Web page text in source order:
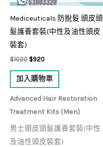
Mediceuticals 防脫髮 頭皮頭
髮護養套裝(中性及油性頭皮
裝套)
$1020 $920
加入購物車
Advanced Hair Restoration
Treatment Kits (Men)
男士頭皮頭髮護養套裝(中性
及油性頭皮裝套)